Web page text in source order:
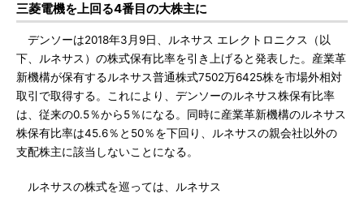
三菱電機を上回る4番目の大株主に
デンソーは2018年3月9日、ルネサス エレクトロニクス（以
下、ルネサス）の株式保有比率を引き上げると発表した。産業革
新機構が保有するルネサス普通株式7502万6425株を市場外相対
取引で取得する。これにより、デンソーのルネサス株保有比率
は、従来の0.5％から5％になる。同時に産業革新機構のルネサス
株保有比率は45.6％と50％を下回り、ルネサスの親会社以外の
支配株主に該当しないことになる。
ルネサスの株式を巡っては、ルネサス